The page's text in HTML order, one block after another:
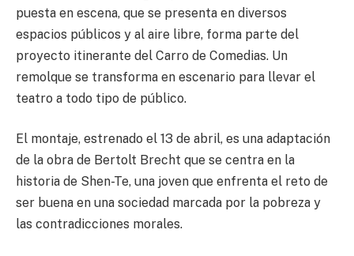
puesta en escena, que se presenta en diversos
espacios públicos y al aire libre, forma parte del
proyecto itinerante del Carro de Comedias. Un
remolque se transforma en escenario para llevar el
teatro a todo tipo de público.
El montaje, estrenado el 13 de abril, es una adaptación
de la obra de Bertolt Brecht que se centra en la
historia de Shen-Te, una joven que enfrenta el reto de
ser buena en una sociedad marcada por la pobreza y
las contradicciones morales.